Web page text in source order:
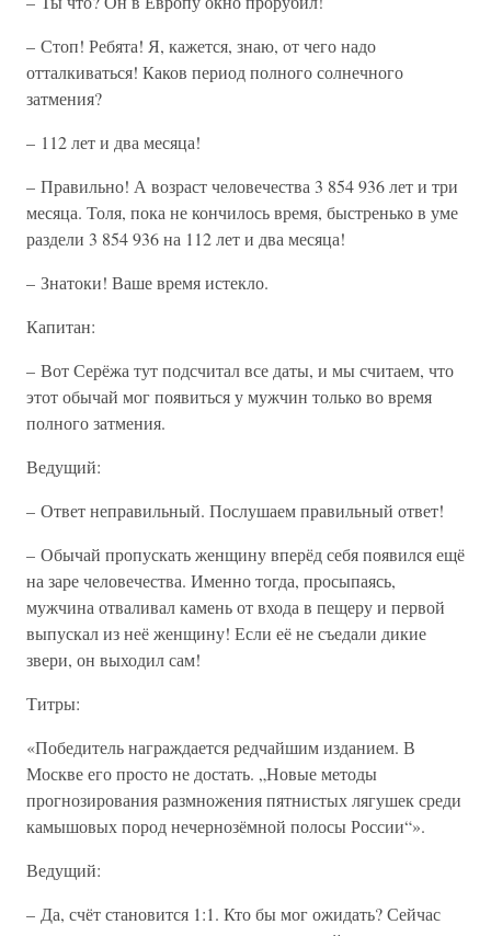
– Стоп! Ребята! Я, кажется, знаю, от чего надо
отталкиваться! Каков период полного солнечного
затмения?
– 112 лет и два месяца!
– Правильно! А возраст человечества 3 854 936 лет и три
месяца. Толя, пока не кончилось время, быстренько в уме
раздели 3 854 936 на 112 лет и два месяца!
– Знатоки! Ваше время истекло.
Капитан:
– Вот Серёжа тут подсчитал все даты, и мы считаем, что
этот обычай мог появиться у мужчин только во время
полного затмения.
Ведущий:
– Ответ неправильный. Послушаем правильный ответ!
– Обычай пропускать женщину вперёд себя появился ещё
на заре человечества. Именно тогда, просыпаясь,
мужчина отваливал камень от входа в пещеру и первой
выпускал из неё женщину! Если её не съедали дикие
звери, он выходил сам!
Титры:
«Победитель награждается редчайшим изданием. В
Москве его просто не достать. „Новые методы
прогнозирования размножения пятнистых лягушек среди
камышовых пород нечернозёмной полосы России“».
Ведущий:
– Да, счёт становится 1:1. Кто бы мог ожидать? Сейчас